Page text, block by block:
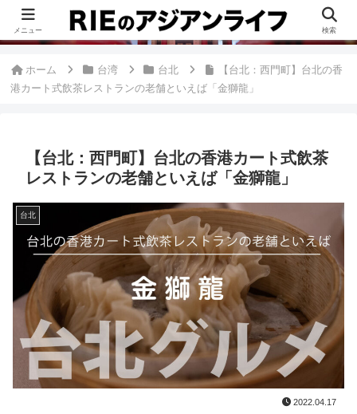
このブログは、台湾が好きすぎて移住したRieがグルメ、観光、生活・ビジネ
ス情報、アジア旅経験などをまとめた台湾ブログです。
ホーム 台湾 台北
【台北：西門町】台北の香
港カート式飲茶レストランの老舗といえば「金獅龍」
【台北：西門町】台北の香港カート式飲茶
レストランの老舗といえば「金獅龍」
台北
2022.04.17
メニュー 検索